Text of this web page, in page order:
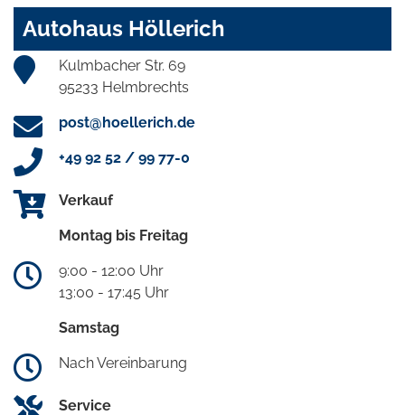
Autohaus Höllerich
Kulmbacher Str. 69
95233 Helmbrechts
post@hoellerich.de
+49 92 52 / 99 77-0
Verkauf
Montag bis Freitag
9:00 - 12:00 Uhr
13:00 - 17:45 Uhr
Samstag
Nach Vereinbarung
Service